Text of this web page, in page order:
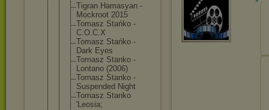
Tigran Hamasyan -
Mockroot 2015
Tomasz Stańko -
C.O.C.X
Tomasz Stańko -
Dark Eyes
Tomasz Stanko -
Lontano (2006)
Tomasz Stanko -
Suspended Night
Tomasz Stanko
'Leosia;